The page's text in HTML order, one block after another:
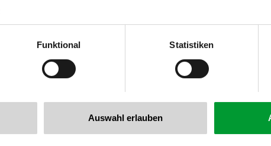
& Co KG
Funktional Statistiken
Auswahl erlauben